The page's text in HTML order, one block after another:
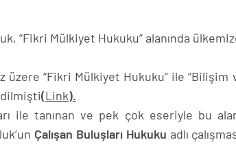
“Fikri Mülkiyet Hukuku” alanında
üzere “Fikri Mülkiyet Hukuku” ile “Bilişim
(Link).
ile tanınan ve pek çok eseriyle bu
Çalışan Buluşları Hukuku adlı